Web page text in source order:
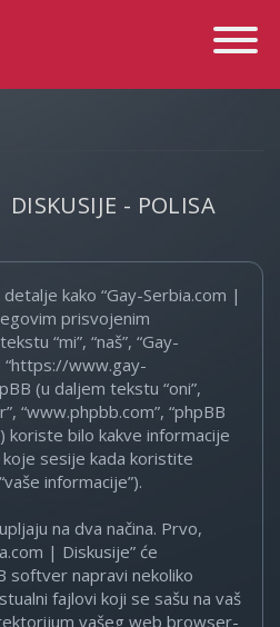
Toggle
- POLISA
kako “Gay-Serbia.com |
prisvojenim
“mi”, “naš”, “Gay-
“https://www.gay-
(u daljem tekstu “oni”,
“www.phpbb.com”, “phpBB
koriste bilo kakve informacije
sesije kada koristite
informacije”).
na dva načina. Prvo,
| Diskusije” će
softver napravi nekoliko
fajlovi koji se sašu na vaš
vašeg web browser-